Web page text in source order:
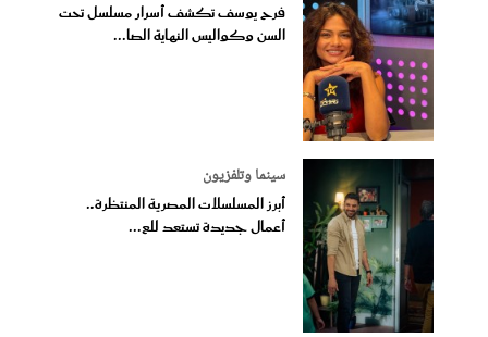
فرح يوسف تكشف أسرار مسلسل تحت
السن وكواليس النهاية الصا...
سينما وتلفزيون
أبرز المسلسلات المصرية المنتظرة..
أعمال جديدة تستعد للع...